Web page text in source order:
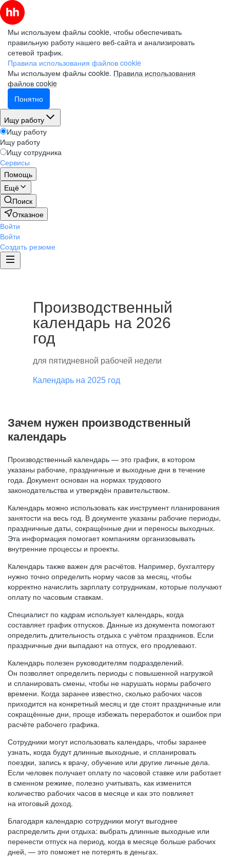
Мы используем файлы cookie, чтобы обеспечивать
правильную работу нашего веб-сайта и анализировать
сетевой трафик.
Правила использования файлов cookie
Мы используем файлы cookie. Правила использования
файлов cookie
Понятно
Ищу работу
Ищу работу
Ищу работу
Ищу сотрудника
Сервисы
Помощь
Ещё
Поиск
Отказное
Войти
Войти
Создать резюме
Производственный
календарь на 2026
год
для пятидневной рабочей недели
Календарь на 2025 год
Зачем нужен производственный
календарь
Производственный календарь — это график, в котором
указаны рабочие, праздничные и выходные дни в течение
года. Документ основан на нормах трудового
законодательства и утверждён правительством.
Календарь можно использовать как инструмент планирования
занятости на весь год. В документе указаны рабочие периоды,
праздничные даты, сокращённые дни и переносы выходных.
Эта информация помогает компаниям организовывать
внутренние процессы и проекты.
Календарь также важен для расчётов. Например, бухгалтеру
нужно точно определить норму часов за месяц, чтобы
корректно начислить зарплату сотрудникам, которые получают
оплату по часовым ставкам.
Специалист по кадрам использует календарь, когда
составляет график отпусков. Данные из документа помогают
определить длительность отдыха с учётом праздников. Если
праздничные дни выпадают на отпуск, его продлевают.
Календарь полезен руководителям подразделений.
Он позволяет определить периоды с повышенной нагрузкой
и спланировать смены, чтобы не нарушать нормы рабочего
времени. Когда заранее известно, сколько рабочих часов
приходится на конкретный месяц и где стоят праздничные или
сокращённые дни, проще избежать переработок и ошибок при
расчёте рабочего графика.
Сотрудники могут использовать календарь, чтобы заранее
узнать, когда будут длинные выходные, и спланировать
поездки, запись к врачу, обучение или другие личные дела.
Если человек получает оплату по часовой ставке или работает
в сменном режиме, полезно учитывать, как изменится
количество рабочих часов в месяце и как это повлияет
на итоговый доход.
Благодаря календарю сотрудники могут выгоднее
распределить дни отдыха: выбрать длинные выходные или
перенести отпуск на период, когда в месяце больше рабочих
дней, — это поможет не потерять в деньгах.